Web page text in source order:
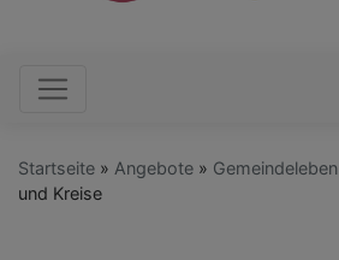
Hauptnavigation
Startseite Angebote Gemeindeleben
und Kreise